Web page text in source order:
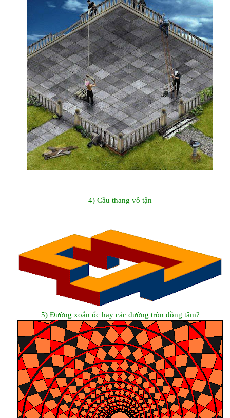
4) Cầu thang vô tận
5) Đường xoắn ốc hay các đường tròn đồng tâm?